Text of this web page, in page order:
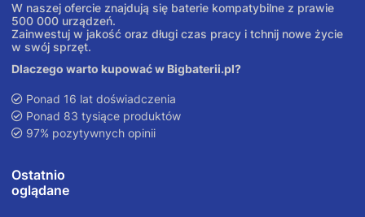
W naszej ofercie znajdują się baterie kompatybilne z prawie
500 000 urządzeń.
Zainwestuj w jakość oraz długi czas pracy i tchnij nowe życie
w swój sprzęt.
Dlaczego warto kupować w Bigbaterii.pl?
Ponad 16 lat doświadczenia
Ponad 83 tysiące produktów
97% pozytywnych opinii
Ostatnio
oglądane